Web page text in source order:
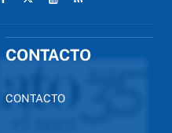
CONTACTO
CONTACTO